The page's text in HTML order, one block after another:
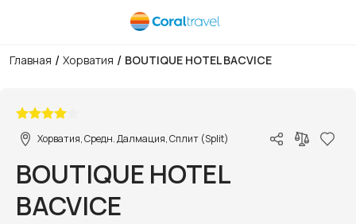
Главная / Хорватия / BOUTIQUE HOTEL BACVICE
Хорватия, Средн. Далмация, Сплит (Split)
BOUTIQUE HOTEL
BACVICE